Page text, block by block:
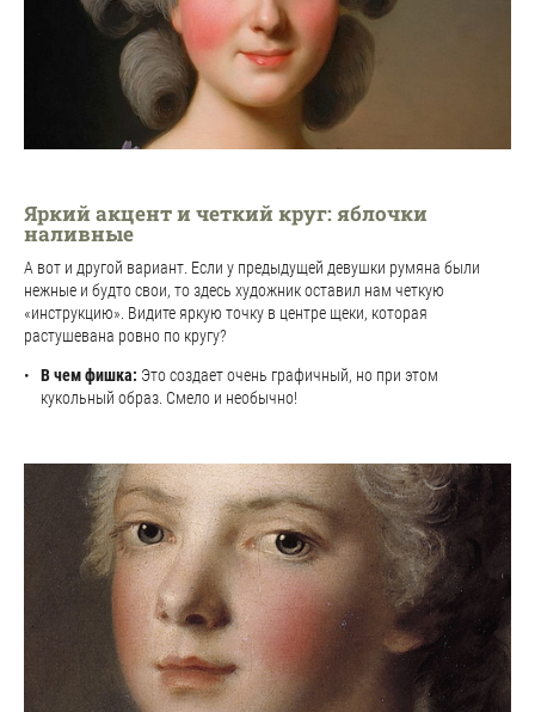
Яркий акцент и четкий круг: яблочки
наливные
А вот и другой вариант. Если у предыдущей девушки румяна были
нежные и будто свои, то здесь художник оставил нам четкую
«инструкцию». Видите яркую точку в центре щеки, которая
растушевана ровно по кругу?
В чем фишка: Это создает очень графичный, но при этом
кукольный образ. Смело и необычно!